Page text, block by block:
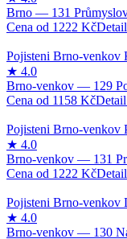
1222 Kč
1158 Kč
1222 Kč